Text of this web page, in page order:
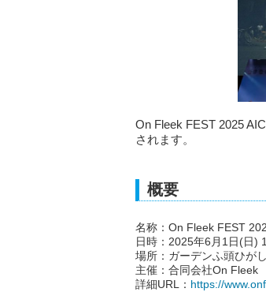
On Fleek FEST 2025
されます。
概要
名称：On Fleek FEST
日時：2025年6月1日(日)
場所：ガーデンふ頭ひが
主催：合同会社On Fleek
詳細URL： https://